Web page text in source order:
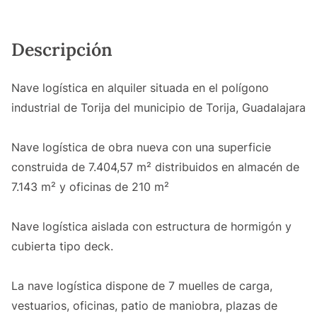
Descripción
Nave logística en alquiler situada en el polígono
industrial de Torija del municipio de Torija, Guadalajara
Nave logística de obra nueva con una superficie
construida de 7.404,57 m² distribuidos en almacén de
7.143 m² y oficinas de 210 m²
Nave logística aislada con estructura de hormigón y
cubierta tipo deck.
La nave logística dispone de 7 muelles de carga,
vestuarios, oficinas, patio de maniobra, plazas de